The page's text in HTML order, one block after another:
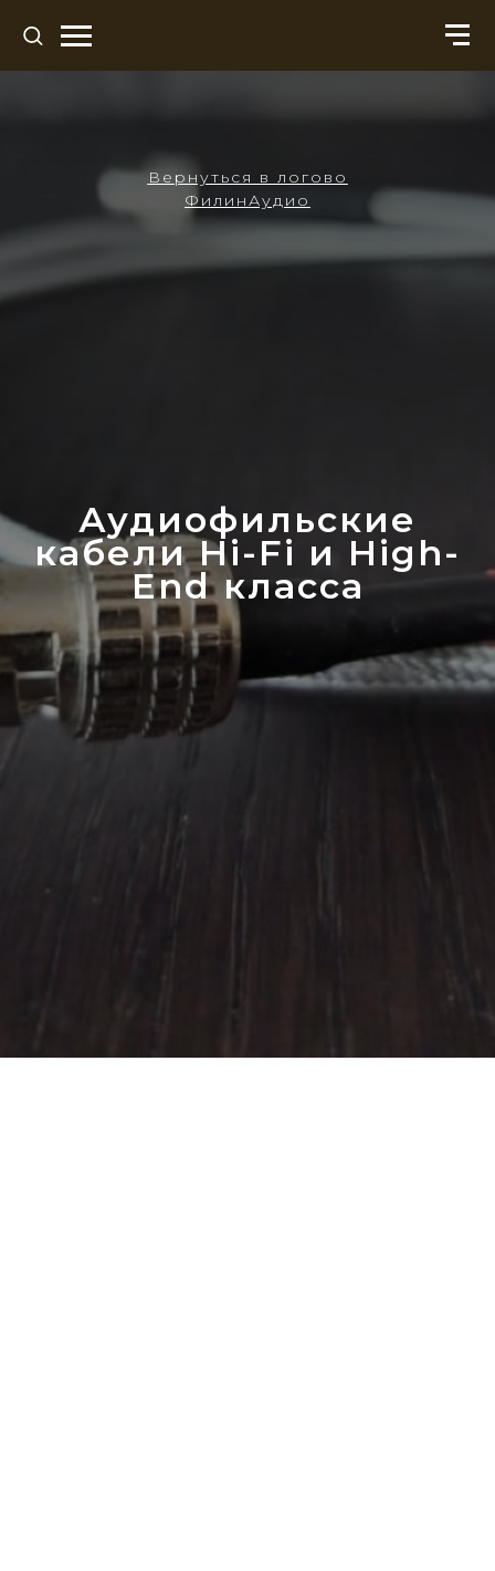
Аудиофильские
кабели Hi-Fi и High-
End класса
Вернуться в логово
ФилинАудио